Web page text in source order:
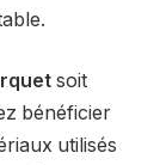
soit
bénéficier
utilisés